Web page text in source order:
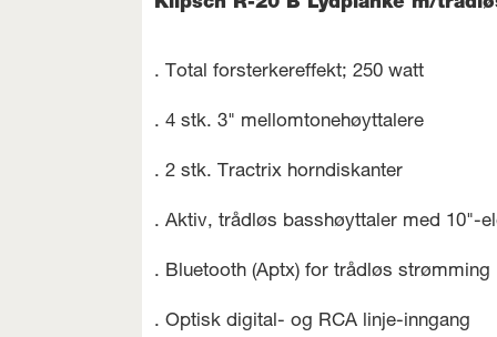
Klipsch R-20 B Lydplanke m/
. Total forsterkereffekt; 250 watt
. 4 stk. 3" mellomtonehøyttalere
. 2 stk. Tractrix horndiskanter
. Aktiv, trådløs basshøyttaler med 10"-
. Bluetooth (Aptx) for trådløs strømming
. Optisk digital- og RCA linje-inngang